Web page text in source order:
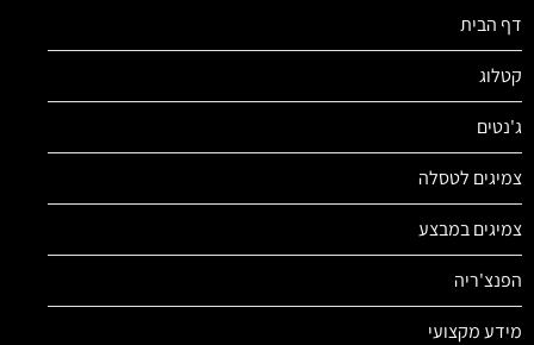
דף הבית
קטלוג
ג'נטים
צמיגים לטסלה
צמיגים במבצע
הפנצ'ריה
מידע מקצועי